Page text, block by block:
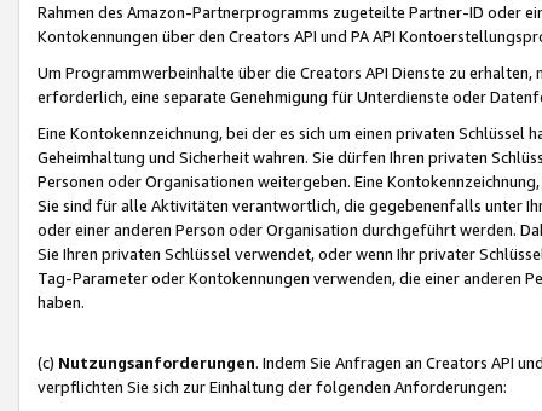
Rahmen des Amazon-Partnerprogramms zugeteilte Partner-ID oder
Kontokennungen über den Creators API und PA API
Um Programmwerbeinhalte über die Creators API Dienste zu
erforderlich, eine separate Genehmigung für Unterdienste oder
Eine Kontokennzeichnung, bei der es sich um einen privaten
Geheimhaltung und Sicherheit wahren. Sie dürfen Ihren privaten
Personen oder Organisationen weitergeben. Eine
Sie sind für alle Aktivitäten verantwortlich, die gegebenenfalls unter
oder einer anderen Person oder Organisation durchgeführt werden.
Sie Ihren privaten Schlüssel verwendet, oder wenn Ihr privater
Tag-Parameter oder Kontokennungen verwenden, die einer anderen
haben.
(c) Nutzungsanforderungen. Indem Sie Anfragen an Creators API
verpflichten Sie sich zur Einhaltung der folgenden Anforderungen: